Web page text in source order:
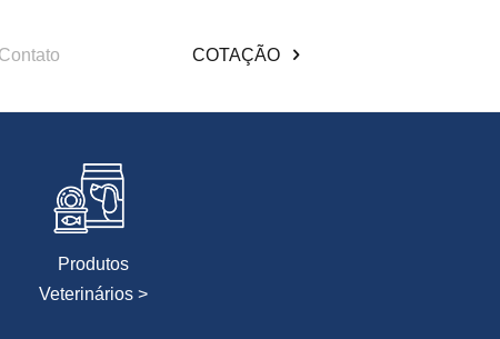
Contato COTAÇÃO
Produtos
Veterinários >